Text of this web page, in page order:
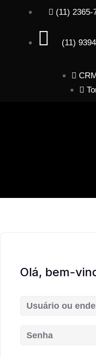
(11) 2365-
(11)
Olá, bem-